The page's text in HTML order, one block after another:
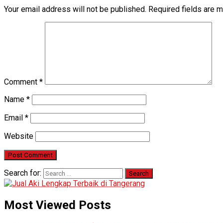
Your email address will not be published. Required fields are
Comment *
Name *
Email *
Website
Search for:
Most Viewed Posts